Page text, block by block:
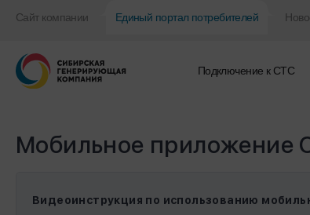
Сайт компании Единый портал потребителей
Подключение к CТС
Мобильное приложение
Видеоинструкция по использованию